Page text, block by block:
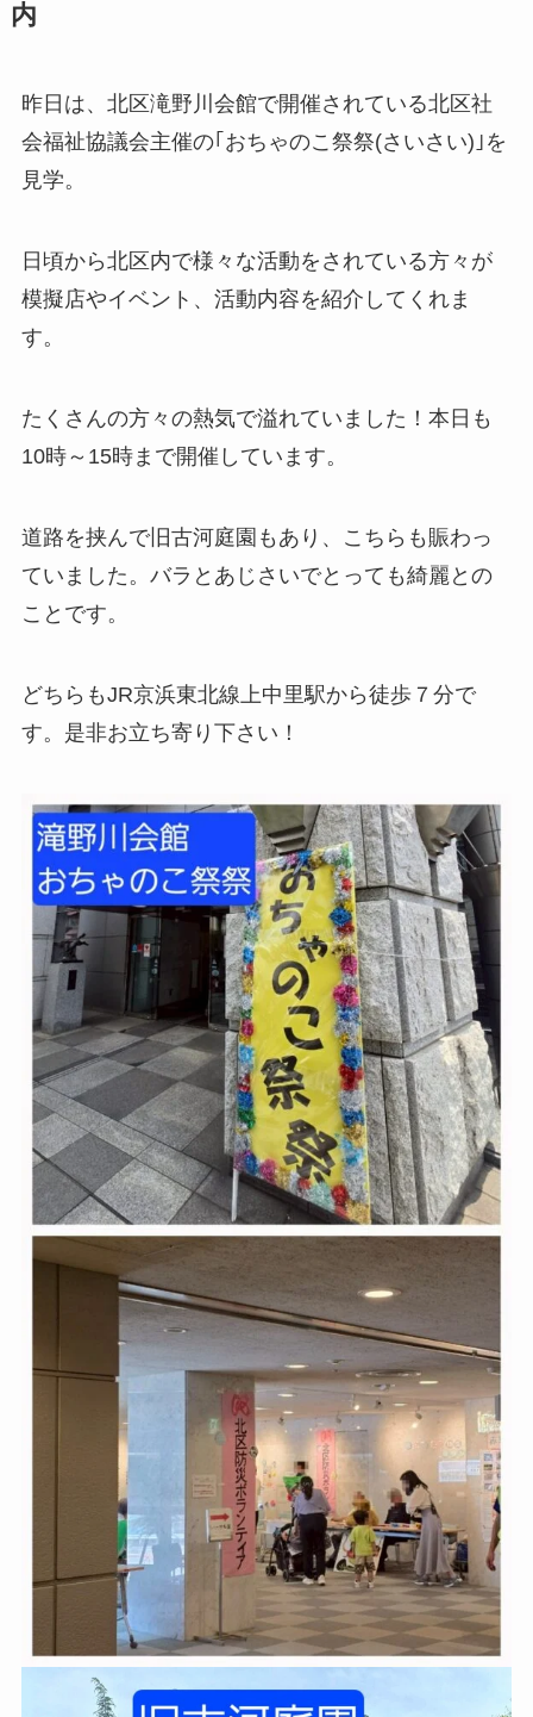
内
昨日は、北区滝野川会館で開催されている北区社
会福祉協議会主催の｢おちゃのこ祭祭(さいさい)｣を
見学。
日頃から北区内で様々な活動をされている方々が
模擬店やイベント、活動内容を紹介してくれま
す。
たくさんの方々の熱気で溢れていました！本日も
10時～15時まで開催しています。
道路を挟んで旧古河庭園もあり、こちらも賑わっ
ていました。バラとあじさいでとっても綺麗との
ことです。
どちらもJR京浜東北線上中里駅から徒歩７分で
す。是非お立ち寄り下さい！